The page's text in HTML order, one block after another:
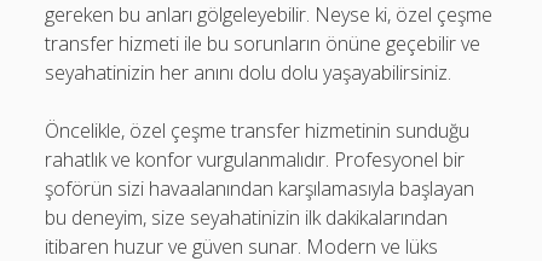
gereken bu anları gölgeleyebilir. Neyse ki, özel çeşme
transfer hizmeti ile bu sorunların önüne geçebilir ve
seyahatinizin her anını dolu dolu yaşayabilirsiniz.
Öncelikle, özel çeşme transfer hizmetinin sunduğu
rahatlık ve konfor vurgulanmalıdır. Profesyonel bir
şoförün sizi havaalanından karşılamasıyla başlayan
bu deneyim, size seyahatinizin ilk dakikalarından
itibaren huzur ve güven sunar. Modern ve lüks